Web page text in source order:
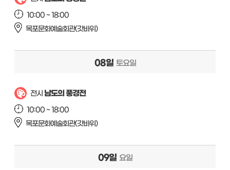
10:00 ~ 18:00
목포문화예술회관(갓바위)
08일 토요일
전시 남도의 풍경전
10:00 ~ 18:00
목포문화예술회관(갓바위)
09일 요일